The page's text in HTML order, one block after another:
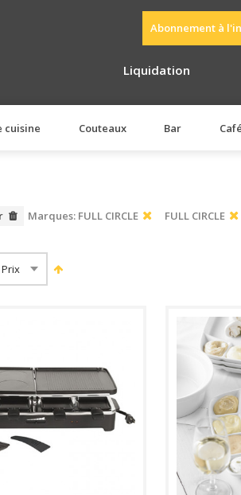
Abonnement à
Liquidation
cuisine Couteaux Bar
Marques: FULL CIRCLE FULL CIRCLE